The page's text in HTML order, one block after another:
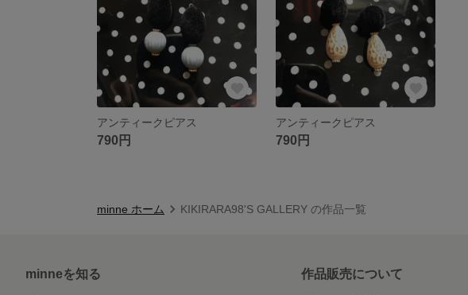
アンティークピアス
790円
アンティークピアス
790円
minne ホーム KIKIRARA98'S GALLERY の作品一覧
minneを知る 作品販売について